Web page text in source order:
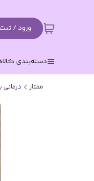
ورود /
دسته‌بندی
ممتاز